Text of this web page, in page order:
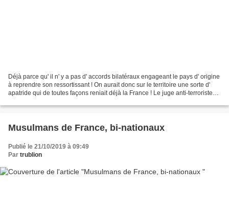
Déjà parce qu' il n' y a pas d' accords bilatéraux engageant le pays d' origine
à reprendre son ressortissant ! On aurait donc sur le territoire une sorte d'
apatride qui de toutes façons reniait déjà la France ! Le juge anti-terroriste
Musulmans de France, bi-nationaux
Publié le 21/10/2019 à 09:49
Par trublion